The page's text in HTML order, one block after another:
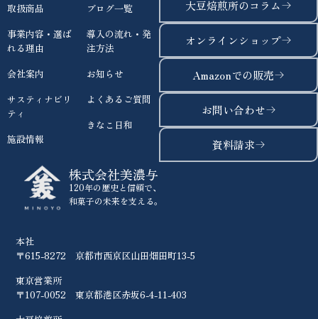
株式会社美濃与
120年の歴史と信頼で、
和菓子の未来を支える。
本社
〒615-8272 京都市西京区山田畑田町13-5
東京営業所
〒107-0052 東京都港区赤坂6-4-11-403
取扱商品
事業内容・選ば
れる理由
会社案内
サスティナビリ
ティ
施設情報
ブログ一覧
導入の流れ・発
注方法
お知らせ
よくあるご質問
きなこ日和
大豆焙煎所のコラム
オンラインショップ
Amazonでの販売
お問い合わせ
資料請求